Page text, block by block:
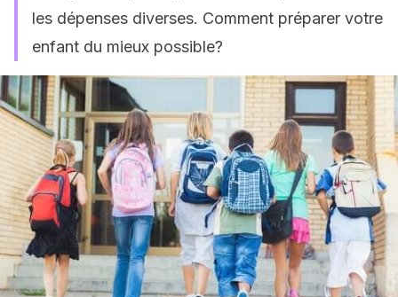
les dépenses diverses. Comment préparer votre
enfant du mieux possible?